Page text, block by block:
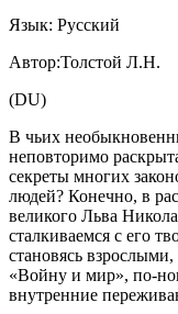
Язык: Русский
Автор:Толстой Л.Н.
(DU)
В чьих
неповторимо
секреты многих
людей? Конечно, в
великого Льва
сталкиваемся с его
становясь
«Войну и мир», по-
внутренние